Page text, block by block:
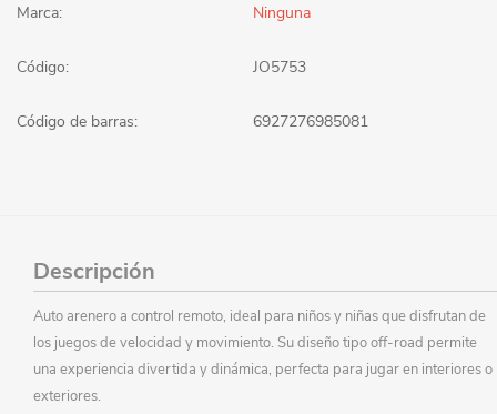
Marca: Ninguna
Código: JO5753
Código de barras: 6927276985081
Descripción
Auto arenero a control remoto, ideal para niños y niñas que disfrutan de
los juegos de velocidad y movimiento. Su diseño tipo off-road permite
una experiencia divertida y dinámica, perfecta para jugar en interiores o
exteriores.